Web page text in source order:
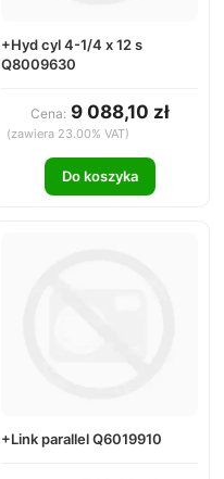
+Hyd cyl 4-1/4 x 12 s
Q8009630
Cena: 9 088,10 zł
(zawiera 23.00% VAT)
Do koszyka
+Link parallel Q6019910